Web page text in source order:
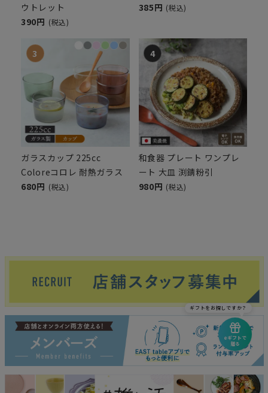
ウトレット
390円 (税込)
385円 (税込)
ガラスカップ 225cc
Coloreコロレ 耐熱ガラス
680円 (税込)
和食器 プレート ワンプレ
ート 大皿 渕錆粉引
980円 (税込)
eギフトで
贈る
ギフトをお探しですか？